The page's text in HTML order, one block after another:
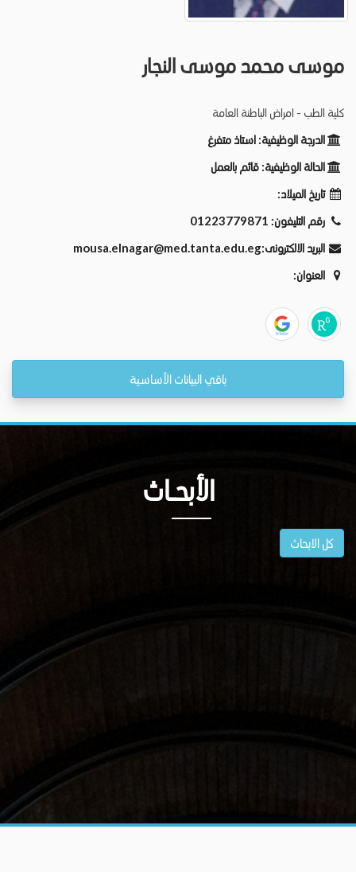
موسى محمد موسى النجار
كلية الطب - امراض الباطنة العامة
الدرجة الوظيفية: استاذ متفرغ
الحالة الوظيفية: قائم بالعمل
تاريخ الميلاد:
رقم التليفون: 01223779871
البريد الالكترونى:mousa.elnagar@med.tanta.edu.eg
العنوان:
باقي البيانات الأساسية
الأبحــاث
كل الابحاث